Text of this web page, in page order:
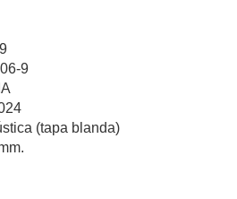
9
(tapa blanda)